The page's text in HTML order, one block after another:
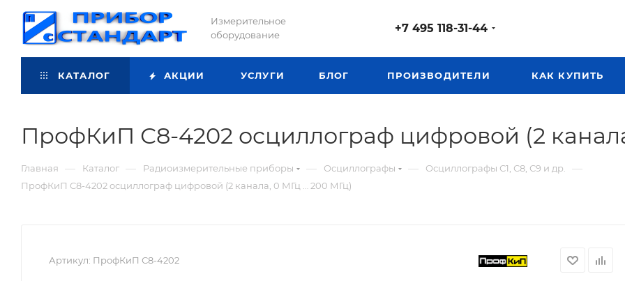
Измерительное
оборудование
+7 495 118-31-44
КАТАЛОГ АКЦИИ УСЛУГИ БЛОГ ПРОИЗВОДИТЕЛИ КАК КУПИТЬ
ПрофКиП С8-4202 осциллограф цифровой (2
Главная — Каталог — Радиоизмерительные приборы — Осциллографы — Осциллографы С1, С8, С9 и др. —
ПрофКиП С8-4202 осциллограф цифровой (2 канала, 0 МГц … 200 МГц)
Артикул: ПрофКиП С8-4202